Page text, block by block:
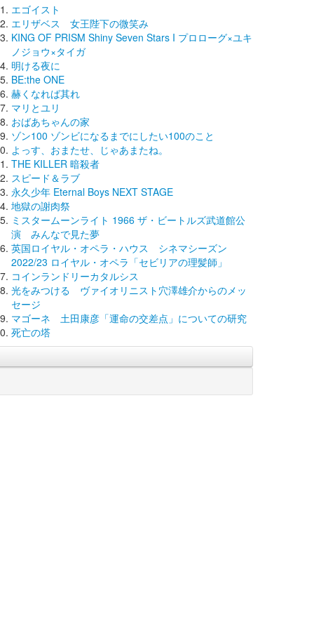
エゴイスト
エリザベス 女王陛下の微笑み
KING OF PRISM Shiny Seven Stars I プロローグ×ユキ
ノジョウ×タイガ
明ける夜に
BE:the ONE
赫くなれば其れ
マリとユリ
おばあちゃんの家
ゾン100 ゾンビになるまでにしたい100のこと
よっす、おまたせ、じゃあまたね。
THE KILLER 暗殺者
スピード＆ラブ
永久少年 Eternal Boys NEXT STAGE
地獄の謝肉祭
ミスタームーンライト 1966 ザ・ビートルズ武道館公
演 みんなで見た夢
英国ロイヤル・オペラ・ハウス シネマシーズン
2022/23 ロイヤル・オペラ「セビリアの理髪師」
コインランドリーカタルシス
光をみつける ヴァイオリニスト穴澤雄介からのメッ
セージ
マゴーネ 土田康彦「運命の交差点」についての研究
死亡の塔